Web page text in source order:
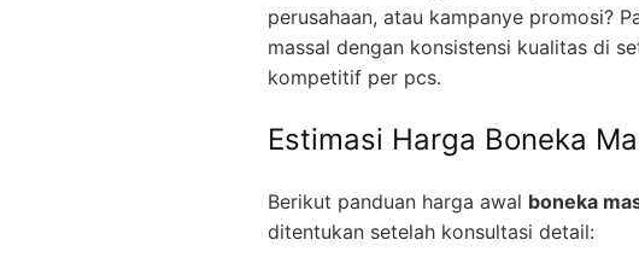
perusahaan, atau kampanye promosi?
massal dengan konsistensi kualitas di
kompetitif per pcs.
Estimasi Harga Boneka
Berikut panduan harga awal boneka
ditentukan setelah konsultasi detail: